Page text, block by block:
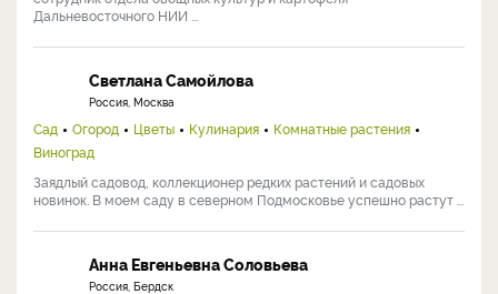
Дальневосточного НИИ ...
Светлана Самойлова
Россия, Москва
Сад Огород Цветы Кулинария
Комнатные растения
Виноград
Заядлый садовод, коллекционер редких растений и садовых
новинок. В моем саду в северном Подмосковье успешно растут ...
Анна Евгеньевна Соловьева
Россия, Бердск